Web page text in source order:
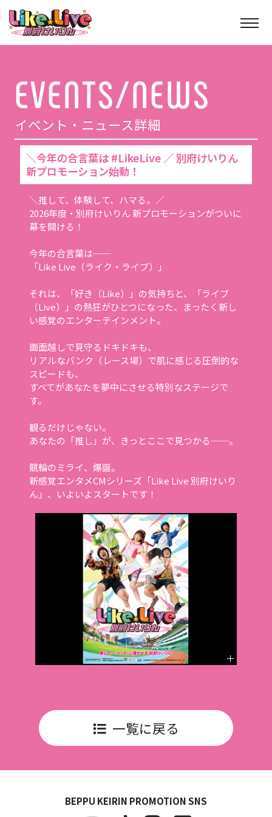
イベント・ニュース詳細
＼今年の合言葉は #LikeLive ／ 別府けいりん
新プロモーション始動！
＼推して、体験して、ハマる。／
2026年度・別府けいりん 新プロモーションがついに
幕を開ける！
今年の合言葉は──
「Like Live（ライク・ライブ）」
それは、「好き（Like）」の気持ちと、「ライブ
（Live）」の熱狂がひとつになった、まったく新し
い感覚のエンターテインメント。
画面越しで見守るドキドキも、
リアルなバンク（レース場）で肌に感じる圧倒的な
スピードも、
すべてがあなたを夢中にさせる特別なステージで
す。
観るだけじゃない。
あなたの「推し」が、きっとここで見つかる──。
競輪のミライ、爆誕。
新感覚エンタメCMシリーズ「Like Live 別府けいり
ん」、いよいよスタートです！
一覧に戻る
BEPPU KEIRIN PROMOTION SNS